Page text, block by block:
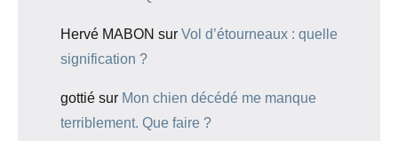
Hervé MABON sur Vol d’étourneaux : quelle
signification ?
gottié sur Mon chien décédé me manque
terriblement. Que faire ?